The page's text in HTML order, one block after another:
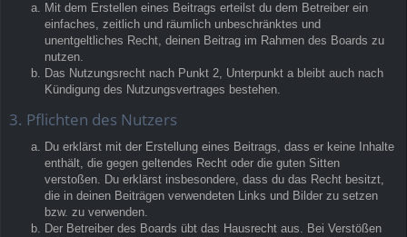
Mit dem Erstellen eines Beitrags erteilst du dem Betreiber ein
einfaches, zeitlich und räumlich unbeschränktes und
unentgeltliches Recht, deinen Beitrag im Rahmen des Boards zu
nutzen.
Das Nutzungsrecht nach Punkt 2, Unterpunkt a bleibt auch nach
Kündigung des Nutzungsvertrages bestehen.
3. Pflichten des Nutzers
Du erklärst mit der Erstellung eines Beitrags, dass er keine Inhalte
enthält, die gegen geltendes Recht oder die guten Sitten
verstoßen. Du erklärst insbesondere, dass du das Recht besitzt,
die in deinen Beiträgen verwendeten Links und Bilder zu setzen
bzw. zu verwenden.
Der Betreiber des Boards übt das Hausrecht aus. Bei Verstößen